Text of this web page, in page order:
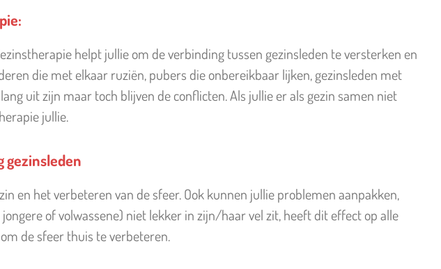
helpt jullie om de verbinding tussen gezinsleden te versterken en
die met elkaar ruziën, pubers die onbereikbaar lijken, gezinsleden met
uit zijn maar toch blijven de conflicten. Als jullie er als gezin samen niet
jullie.
gezinsleden
en het verbeteren van de sfeer. Ook kunnen jullie problemen aanpakken,
of volwassene) niet lekker in zijn/haar vel zit, heeft dit effect op alle
de sfeer thuis te verbeteren.